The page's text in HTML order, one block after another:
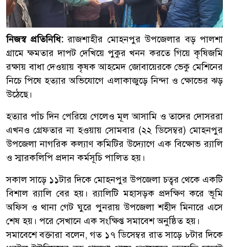
নিজস্ব প্রতিনিধি:রাজশাহীর মোহনপুর উপজেলার বড় পালশা
গ্রামে ক্ষমতার দাপট দেখিয়ে পুকুর খনন করতে গিয়ে কৃষিজমি
রক্ষায় বাধা দেওয়ায় কৃষক আহমেদ জোবায়েরকে ভেকু মেশিনের
নিচে পিষে হত্যার অভিযোগে এলাকাজুড়ে নিন্দা ও ক্ষোভের ঝড়
উঠেছে।
হত্যার পাঁচ দিন পেরিয়ে গেলেও মূল আসামি ও তাদের দোসররা
এখনও গ্রেফতার না হওয়ায় সোমবার (২২ ডিসেম্বর) মোহনপুর
উপজেলা নাগরিক কল্যাণ কমিটির উদ্যোগে এক বিক্ষোভ র‌্যালি
ও স্মারকলিপি প্রদান কর্মসূচি পালিত হয়।
সকাল সাড়ে ১১টার দিকে মোহনপুর উপজেলা চত্বর থেকে একটি
বিশাল র‌্যালি বের হয়। র‌্যালিটি মহাসড়ক প্রদক্ষিণ করে ভূমি
অফিস ও থানা গেট ঘুরে পুনরায় উপজেলা শহীদ মিনারে এসে
শেষ হয়। পরে সেখানে এক সংক্ষিপ্ত সমাবেশ অনুষ্ঠিত হয়।
সমাবেশে বক্তারা বলেন, গত ১৭ ডিসেম্বর রাত সাড়ে ৮টার দিকে